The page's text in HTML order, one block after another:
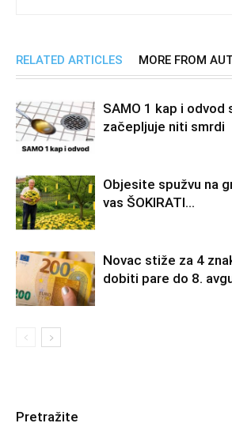
RELATED ARTICLES MORE FROM
SAMO 1 kap i odvod
začepljuje niti smrdi
Objesite spužvu na
vas ŠOKIRATI…
Novac stiže za 4
dobiti pare do 8.
Pretražite